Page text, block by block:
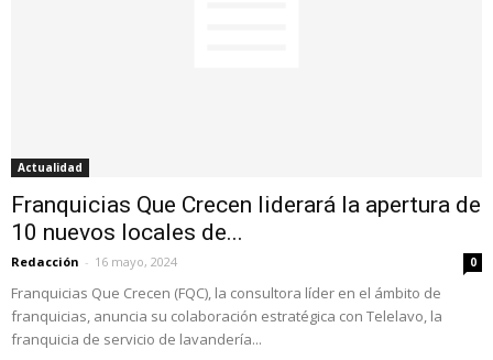
Actualidad
Franquicias Que Crecen liderará la apertura de
10 nuevos locales de...
Redacción - 16 mayo, 2024 0
Franquicias Que Crecen (FQC), la consultora líder en el ámbito de
franquicias, anuncia su colaboración estratégica con Telelavo, la
franquicia de servicio de lavandería...